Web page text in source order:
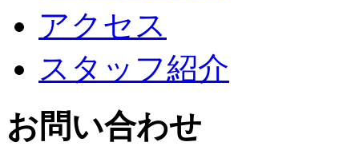
アクセス
スタッフ紹介
お問い合わせ